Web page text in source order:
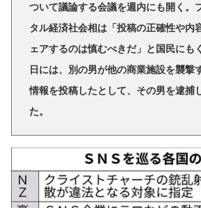
ついて議論する会議を週内にも開く。
タル経済社会相は「投稿の正確性や内
ェアするのは慎むべきだ」と国民にも
日には、別の男が他の商業施設を襲撃
情報を投稿したとして、その男を逮捕
た。